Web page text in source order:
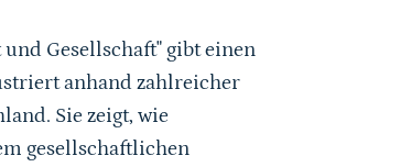
Gesellschaft" gibt einen
anhand zahlreicher
Sie zeigt, wie
gesellschaftlichen